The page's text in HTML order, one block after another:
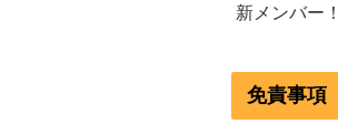
新メンバー
免責事項